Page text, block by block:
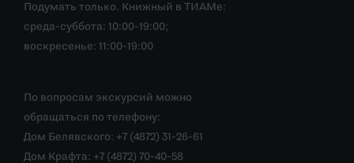
Подумать только. Книжный в ТИАМе:
среда-суббота: 10:00-19:00;
воскресенье: 11:00-19:00
По вопросам экскурсий можно
обращаться по телефону:
Дом Белявского: +7 (4872) 31-26-61
Дом Крафта: +7 (4872) 70-40-58